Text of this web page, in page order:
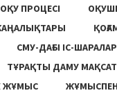
ОҚУ ПРОЦЕСІ
СМУ-ДАҒЫ ІС-ШАРАЛАР
ТҰРАҚТЫ ДАМУ
ЖҰМЫС